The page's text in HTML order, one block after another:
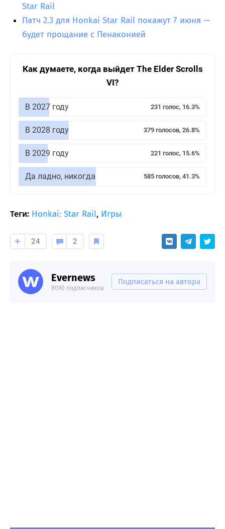
Star Rail
Патч 2.3 для Honkai Star Rail покажут 7 июня —
будет прощание с Пенаконией
Как думаете, когда выйдет The Elder Scrolls
VI?
В 2027 году 231 голос, 16.3%
В 2028 году 379 голосов, 26.8%
В 2029 году 221 голос, 15.6%
Да ладно, никогда 585 голосов, 41.3%
Теги: Honkai: Star Rail, Игры
24 2
Evernews
8090 подписчиков
Подписаться на автора